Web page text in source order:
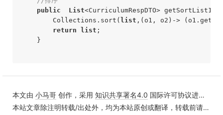
public
List<CurriculumRespDTO> getSortList1(
        Collections.sort(
list ,(o1, o2)->
return list ;
    }
本文由 小马哥 创作，采用 知识共享署名4.0 国际许可协议进行许可
本站文章除注明转载/出处外，均为本站原创或翻译，转载前请务必署名